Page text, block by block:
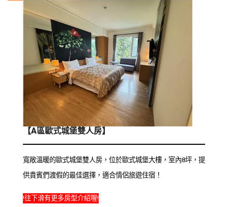
【A區歐式城堡雙人房】
寬敞溫暖的歐式城堡雙人房，位於歐式城堡大樓，室內8坪，提
供貴賓們渡假的最佳選擇，適合情侶旅遊住宿！
!往下滑有更多房型介紹喔!